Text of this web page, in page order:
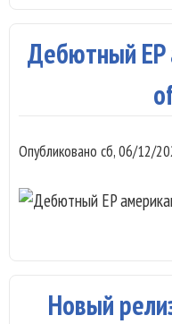
Дебютный EP
Опубликовано сб, 06/12/
Новый